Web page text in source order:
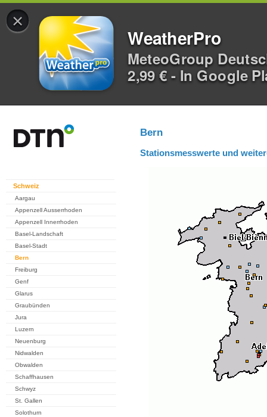
×
WeatherPro
MeteoGroup
2,99 € - In Google
Schweiz
Aargau
Appenzell Ausserrhoden
Appenzell Innerrhoden
Basel-Landschaft
Basel-Stadt
Bern
Freiburg
Genf
Glarus
Graubünden
Jura
Luzern
Neuenburg
Nidwalden
Obwalden
Schaffhausen
Schwyz
St. Gallen
Solothurn
Bern
Stationsmesswerte und